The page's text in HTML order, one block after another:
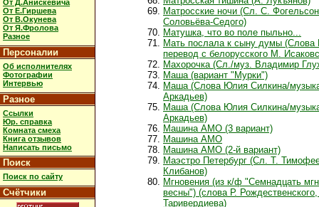
От Д.Анискевича
От Е.Гиршева
От В.Окунева
От Я.Фролова
Разное
Персоналии
Об исполнителях
Фотографии
Интервью
Разное
Ссылки
Юр. справка
Комната смеха
Книга отзывов
Написать письмо
Поиск
Поиск по сайту
Счётчики
Матросские ночи (Сл. С.
Соловьёва-Седого)
Матушка, что во поле пыльно...
Мать послала к сыну думы (Слова
перевод с белорусского М.
Махорочка (Сл./муз. Владимир
Маша (вариант "Мурки")
Маша (Слова Юлия Силкина/
Аркадьев)
Маша (Слова Юлия Силкина/
Аркадьев)
Машина АМО (3 вариант)
Машина АМО
Машина АМО (2-й вариант)
Маэстро Петербург (Сл. Т.
Клибанов)
Мгновения (из к/ф "Семнадцать
весны") (слова Р.
Таривердиева)